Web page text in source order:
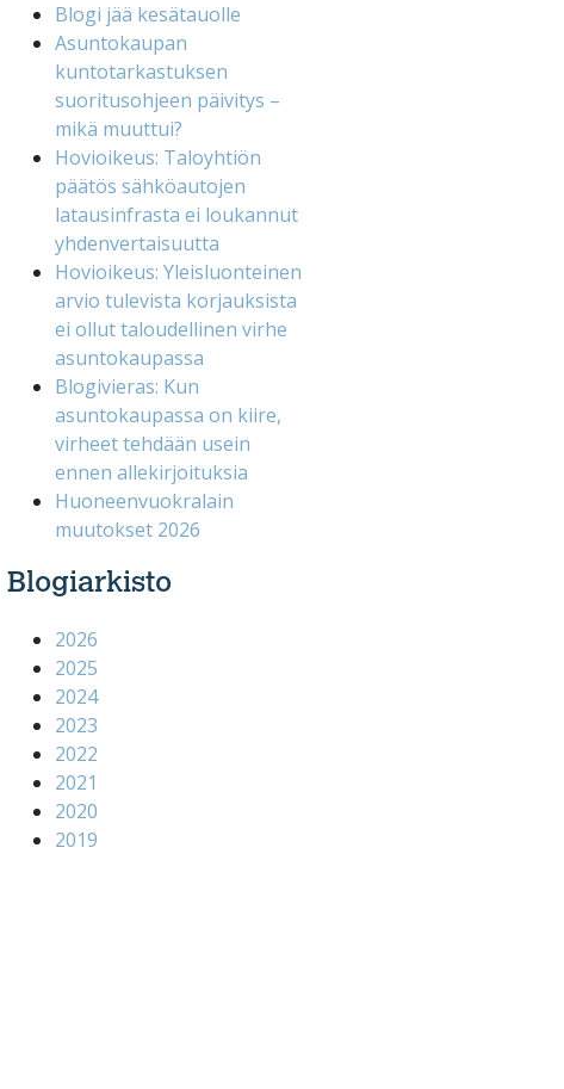
Blogi jää kesätauolle
Asuntokaupan
kuntotarkastuksen
suoritusohjeen päivitys –
mikä muuttui?
Hovioikeus: Taloyhtiön
päätös sähköautojen
latausinfrasta ei loukannut
yhdenvertaisuutta
Hovioikeus: Yleisluonteinen
arvio tulevista korjauksista
ei ollut taloudellinen virhe
asuntokaupassa
Blogivieras: Kun
asuntokaupassa on kiire,
virheet tehdään usein
ennen allekirjoituksia
Huoneenvuokralain
muutokset 2026
Blogiarkisto
2026
2025
2024
2023
2022
2021
2020
2019